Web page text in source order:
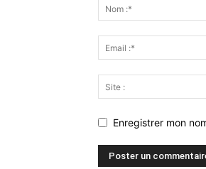
Enregistrer mon